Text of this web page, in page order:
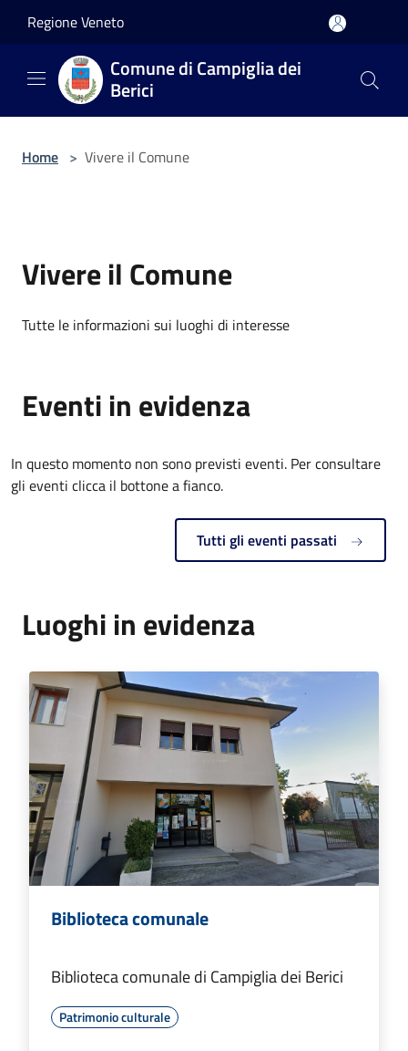
Regione Veneto
Comune di Campiglia dei
Berici
Home > Vivere il Comune
Vivere il Comune
Tutte le informazioni sui luoghi di interesse
Eventi in evidenza
In questo momento non sono previsti eventi. Per consultare
gli eventi clicca il bottone a fianco.
Tutti gli eventi passati
Luoghi in evidenza
Biblioteca comunale
Biblioteca comunale di Campiglia dei Berici
Patrimonio culturale